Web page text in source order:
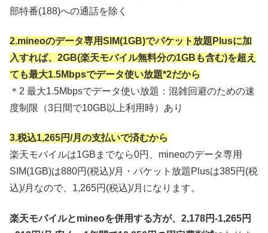
部特番(188)への通話を除く
2.mineoのデータ専用SIM(1GB)でパケット放題Plusに加
入すれば、2GB(楽天モバイル無料分の1GBも含む)を超え
ても最大1.5Mbpsでデータ使い放題*2だから
＊2 最大1.5Mbpsでデータ使い放題：混雑回避のための速
度制限（3日間で10GB以上利用時）あり
3.税込1,265円/月の支払いで済むから
楽天モバイルは1GBまでなら0円、mineoのデータ専用
SIM(1GB)は880円(税込)/月・パケット放題Plusは385円(税
込)/月なので、1,265円(税込)/月になります。
楽天モバイルとmineoを併用する方が、2,178円-1,265円